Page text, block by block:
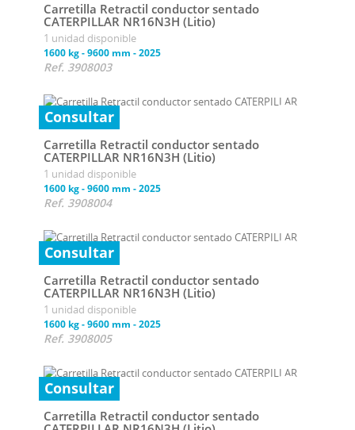
Carretilla Retractil conductor sentado
CATERPILLAR NR16N3H (Litio)
1 unidad disponible
1600 kg-9600 mm -2025
Ref. 3908003
Consultar
Carretilla Retractil conductor sentado
CATERPILLAR NR16N3H (Litio)
1 unidad disponible
1600 kg-9600 mm -2025
Ref. 3908004
Consultar
Carretilla Retractil conductor sentado
CATERPILLAR NR16N3H (Litio)
1 unidad disponible
1600 kg-9600 mm -2025
Ref. 3908005
Consultar
Carretilla Retractil conductor sentado